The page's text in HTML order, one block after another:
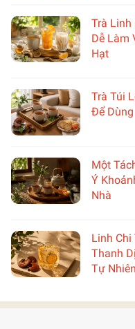
Trà Linh
Dễ Làm
Hạt
Trà Túi
Để
Một
Ý
Nhà
Linh Chi
Thanh
Tự Nhiên